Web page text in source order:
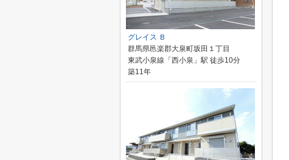
グレイス Ｂ
群馬県邑楽郡大泉町坂田１丁目
東武小泉線「西小泉」駅 徒歩10分
築11年